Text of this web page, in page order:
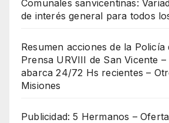
Comunales sanvicentinas:
de interés general para todos
Resumen acciones de la Policía
Prensa URVIII de San Vicente
abarca 24/72 Hs recientes –
Misiones
Publicidad: 5 Hermanos –